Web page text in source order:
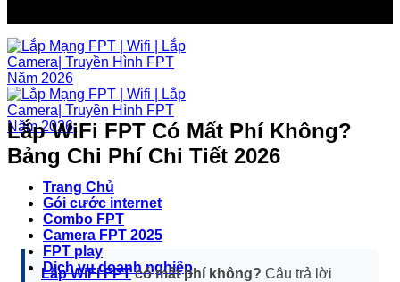
Trang Chủ
Gói cước internet
Combo FPT
Camera FPT 2025
FPT play
Dịch vụ doanh nghiệp
Lắp WiFi FPT Có Mất Phí Không?
Bảng Chi Phí Chi Tiết 2026
Lắp WiFi FPTcó mất phí không? Câu trả lời